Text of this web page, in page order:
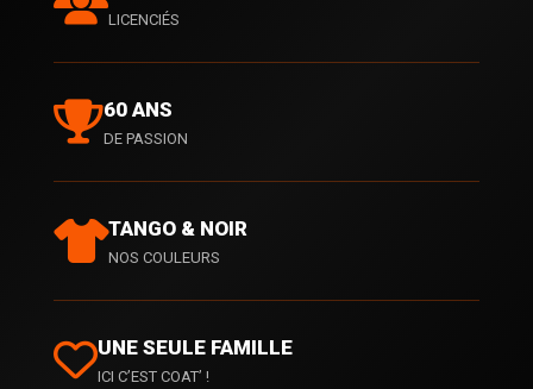
LICENCIÉS
60 ANS
DE PASSION
TANGO & NOIR
NOS COULEURS
UNE SEULE FAMILLE
ICI C’EST COAT’ !